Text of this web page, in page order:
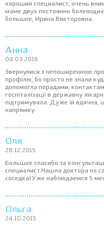
хороший специалист, очень
маме двух постоянно
большое, Ирина Викторовна.
Анна
04.03.2016
Звернулися з непоширенною
профілю, бо просто не знали
допомогла порадами,
госпіталізації в державну
підтримувала. Дуже їй вдячна,
напрямку.
Оля
28.12.2015
Большое спасибо за
специалист.Нашла доктора по
соседка)Уже наблюдаемся 5
Ольга
24.10.2015